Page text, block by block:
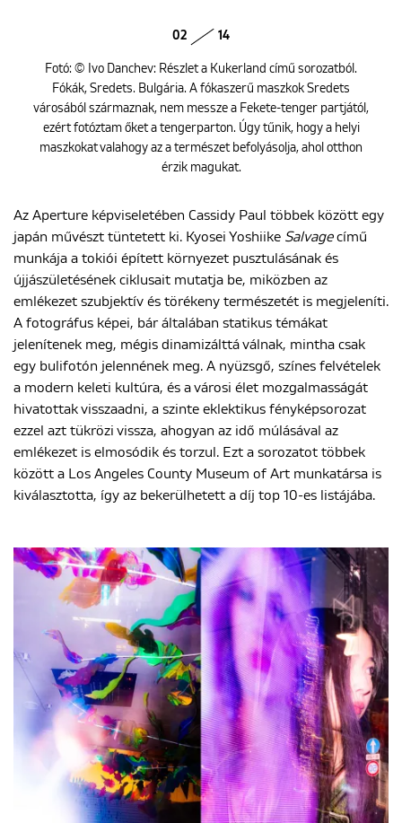
02 14
Fotó: © Ivo Danchev: Részlet a Kukerland című sorozatból.
Fókák, Sredets. Bulgária. A fókaszerű maszkok Sredets
városából származnak, nem messze a Fekete-tenger partjától,
ezért fotóztam őket a tengerparton. Úgy tűnik, hogy a helyi
maszkokat valahogy az a természet befolyásolja, ahol otthon
érzik magukat.
Az Aperture képviseletében Cassidy Paul többek között egy
japán művészt tüntetett ki. Kyosei Yoshiike Salvagecímű
munkája a tokiói épített környezet pusztulásának és
újjászületésének ciklusait mutatja be, miközben az
emlékezet szubjektív és törékeny természetét is megjeleníti.
A fotográfus képei, bár általában statikus témákat
jelenítenek meg, mégis dinamizálttá válnak, mintha csak
egy bulifotón jelennének meg. A nyüzsgő, színes felvételek
a modern keleti kultúra, és a városi élet mozgalmasságát
hivatottak visszaadni, a szinte eklektikus fényképsorozat
ezzel azt tükrözi vissza, ahogyan az idő múlásával az
emlékezet is elmosódik és torzul. Ezt a sorozatot többek
között a Los Angeles County Museum of Art munkatársa is
kiválasztotta, így az bekerülhetett a díj top 10-es listájába.